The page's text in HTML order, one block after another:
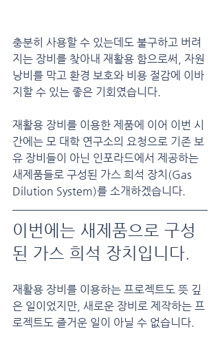
충분히 사용할 수 있는데도 불구하고 버려
지는 장비를 찾아내 재활용 함으로써, 자원
낭비를 막고 환경 보호와 비용 절감에 이바
지할 수 있는 좋은 기회였습니다.
재활용 장비를 이용한 제품에 이어 이번 시
간에는 모 대학 연구소의 요청으로 기존 보
유 장비들이 아닌 인포라드에서 제공하는
새제품들로 구성된 가스 희석 장치(Gas
Dilution System)를 소개하겠습니다.
이번에는 새제품으로 구성
된 가스 희석 장치입니다.
재활용 장비를 이용하는 프로젝트도 뜻 깊
은 일이었지만, 새로운 장비로 제작하는 프
로젝트도 즐거운 일이 아닐 수 없습니다.